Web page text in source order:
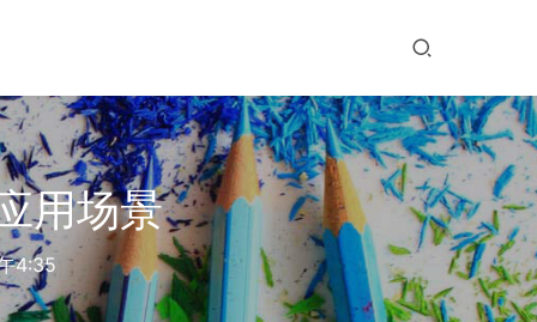
用场景
4:35